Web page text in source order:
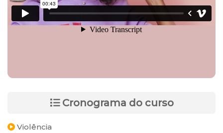
Cronograma do curso
Violência